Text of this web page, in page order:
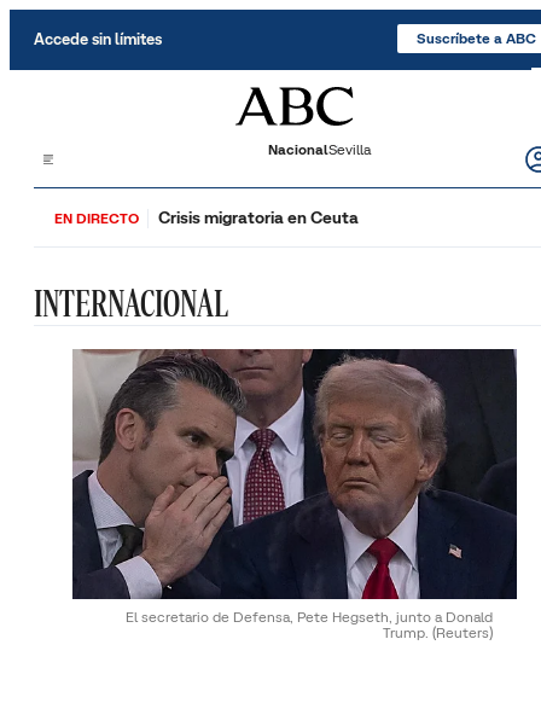
Accede sin límites Suscríbete a ABC
NacionalSevilla
EN DIRECTO Crisis migratoria en Ceuta
INTERNACIONAL
El secretario de Defensa, Pete Hegseth, junto a Donald
Trump. (Reuters)